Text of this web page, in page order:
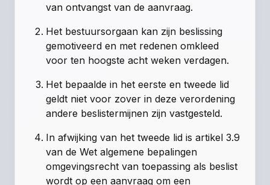
van ontvangst van de aanvraag.
Het bestuursorgaan kan zijn beslissing
gemotiveerd en met redenen omkleed
voor ten hoogste acht weken verdagen.
Het bepaalde in het eerste en tweede lid
geldt niet voor zover in deze verordening
andere beslistermijnen zijn vastgesteld.
In afwijking van het tweede lid is artikel 3.9
van de Wet algemene bepalingen
omgevingsrecht van toepassing als beslist
wordt op een aanvraag om een